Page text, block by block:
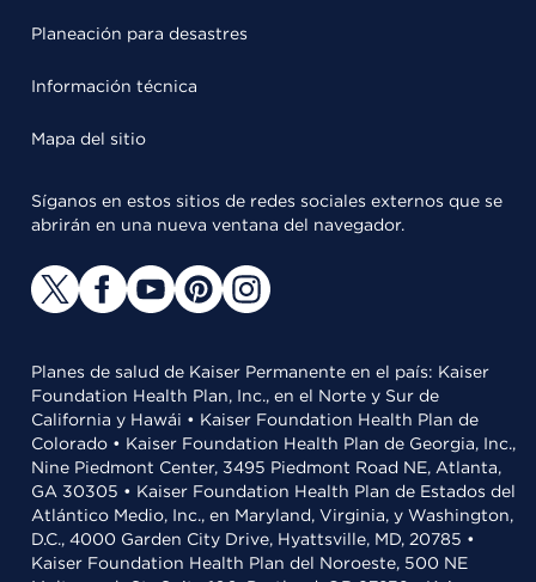
Planeación para desastres
Información técnica
Mapa del sitio
Síganos en estos sitios de redes sociales externos que se
abrirán en una nueva ventana del navegador.
Planes de salud de Kaiser Permanente en el país: Kaiser
Foundation Health Plan, Inc., en el Norte y Sur de
California y Hawái • Kaiser Foundation Health Plan de
Colorado • Kaiser Foundation Health Plan de Georgia, Inc.,
Nine Piedmont Center, 3495 Piedmont Road NE, Atlanta,
GA 30305 • Kaiser Foundation Health Plan de Estados del
Atlántico Medio, Inc., en Maryland, Virginia, y Washington,
D.C., 4000 Garden City Drive, Hyattsville, MD, 20785 •
Kaiser Foundation Health Plan del Noroeste, 500 NE